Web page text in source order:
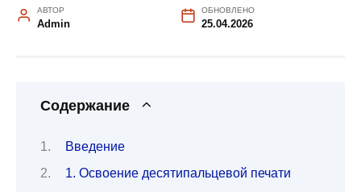
АВТОР
Admin
ОБНОВЛЕНО
25.04.2026
Содержание
Введение
1. Освоение десятипальцевой печати